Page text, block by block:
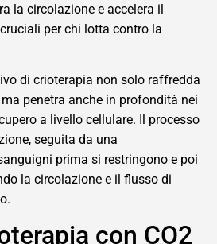
la circolazione e accelera il
per chi lotta contro la
di crioterapia non solo raffredda
penetra anche in profondità nei
a livello cellulare. Il processo
seguita da una
prima si restringono e poi
la circolazione e il flusso di
con CO2